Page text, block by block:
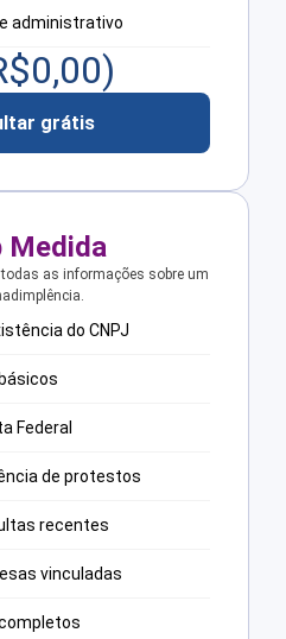
administrativo
0,00)
grátis
Medida
as informações sobre um
do CNPJ
Federal
de protestos
recentes
vinculadas